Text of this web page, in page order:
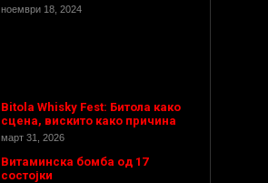
ноември 18, 2024
Bitola Whisky Fest: Битола како
сцена, вискито како причина
март 31, 2026
Витаминска бомба од 17
состојки